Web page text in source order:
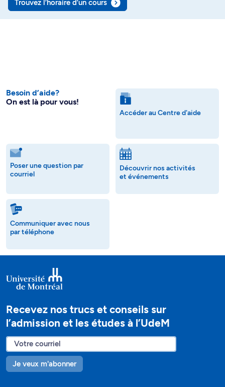
Trouvez l’horaire d’un cours
Besoin d’aide?
On est là pour vous!
Accéder au Centre d'aide
Poser une question par
courriel
Découvrir nos activités
et événements
Communiquer avec nous
par téléphone
Recevez nos trucs et conseils sur
l’admission et les études à l’UdeM
Je veux m'abonner